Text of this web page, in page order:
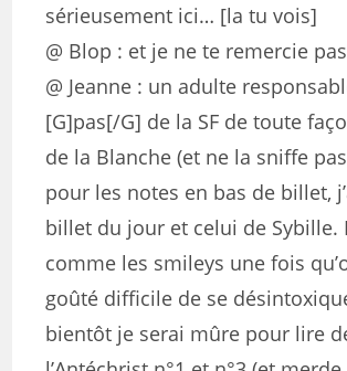
sérieusement ici… [la tu vois]
@ Blop : et je ne te remercie
@ Jeanne : un adulte
[G]pas[/G] de la SF de toute
de la Blanche (et ne la sniffe
pour les notes en bas de billet,
billet du jour et celui de Sybille.
comme les smileys une fois
goûté difficile de se
bientôt je serai mûre pour lire